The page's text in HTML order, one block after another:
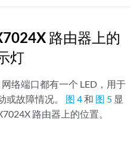
路由器上的
灯
网络端口都有一个 LED，用于
或故障情况。 图 4和 图 5 显
路由器上的位置。